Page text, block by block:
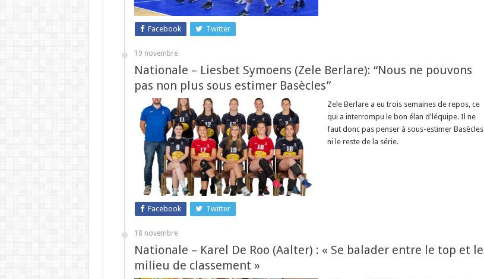
Facebook Twitter
19 novembre
Nationale – Liesbet Symoens (Zele Berlare): “Nous ne pouvons
pas non plus sous estimer Basècles”
Zele Berlare a eu trois semaines de repos, ce
qui a interrompu le bon élan d'léquipe. Il ne
faut donc pas penser à sous-estimer Basècles
ni le reste de la série.
Facebook Twitter
18 novembre
Nationale – Karel De Roo (Aalter) : « Se balader entre le top et le
milieu de classement »